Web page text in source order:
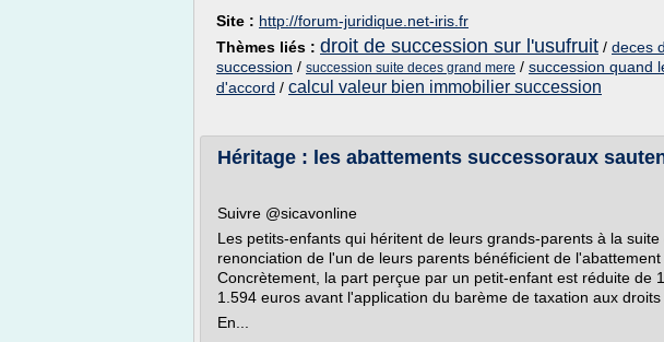
Site : http://forum-juridique.net-iris.fr
Thèmes liés : droit de succession sur l'usufruit / deces
succession / succession suite deces grand mere / succession quand
d'accord / calcul valeur bien immobilier succession
Héritage : les abattements successoraux
Suivre @sicavonline
Les petits-enfants qui héritent de leurs grands-parents à la
renonciation de l'un de leurs parents bénéficient de l'abattement
Concrètement, la part perçue par un petit-enfant est réduite de
1.594 euros avant l'application du barème de taxation aux
En...